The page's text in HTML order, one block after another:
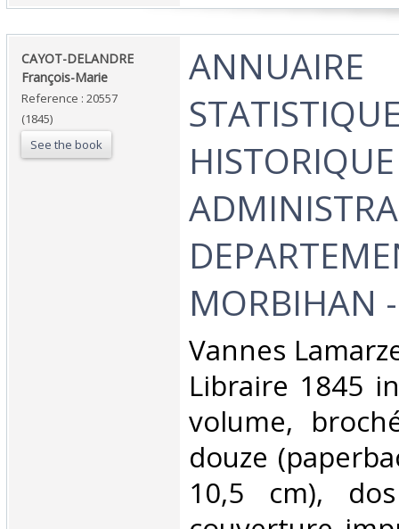
‎CAYOT-DELANDRE
François-Marie ‎
Reference : 20557
(1845)
See the book
‎ANNUAIRE
MORBIHAN
‎Vannes
Libraire 1845
volume,
douze
10,5 cm),